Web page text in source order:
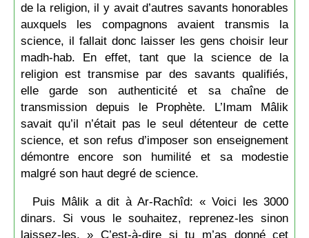
de la religion, il y avait d’autres savants honorables
auxquels les compagnons avaient transmis la
science, il fallait donc laisser les gens choisir leur
madh-hab. En effet, tant que la science de la
religion est transmise par des savants qualifiés,
elle garde son authenticité et sa chaîne de
transmission depuis le Prophète. L’Imam Mâlik
savait qu’il n’était pas le seul détenteur de cette
science, et son refus d’imposer son enseignement
démontre encore son humilité et sa modestie
malgré son haut degré de science.
Puis Mâlik a dit à Ar-Rachîd: « Voici les 3000
dinars. Si vous le souhaitez, reprenez-les sinon
laissez-les. » C’est-à-dire si tu m’as donné cet